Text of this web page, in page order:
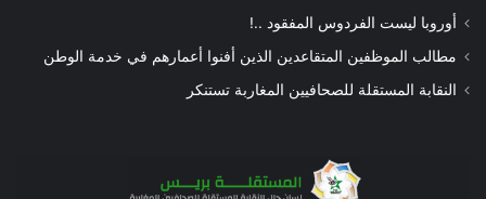
أوروبا ليست الفردوس المفقود ..!
مطالب الموظفين المتقاعدين الذين أفنوا أعمارهم في خدمة الوطن
النقابة المستقلة للصحافيين المغاربة تستنكر